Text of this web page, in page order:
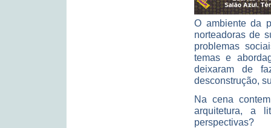
O ambiente da
norteadoras de
problemas
temas e
deixaram de
desconstrução,
Na cena
arquitetura, a
perspectivas?